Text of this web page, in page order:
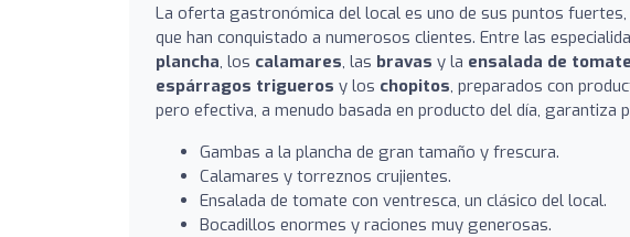
La oferta gastronómica del local es uno de sus puntos
que han conquistado a numerosos clientes. Entre las
plancha, los calamares, las bravas y la ensalada de
espárragos trigueros y los chopitos, preparados con
pero efectiva, a menudo basada en producto del día, garantiza
Gambas a la plancha de gran tamaño y frescura.
Calamares y torreznos crujientes.
Ensalada de tomate con ventresca, un clásico del local.
Bocadillos enormes y raciones muy generosas.